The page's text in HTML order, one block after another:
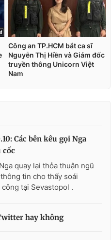
Các bên kêu gọi Nga
cốc
quay lại thỏa thuận ngũ
tin cho thấy soái
tại Sevastopol .
hay không